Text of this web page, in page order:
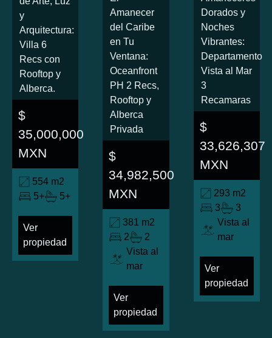
y
Arquitectura:
Villa 6
Recs con
Rooftop y
Alberca.
$
35,000,000
MXN
554 m2
5+
5+
Ver
propiedad
Amanecer
del Caribe
en Tu
Ventana:
Oceanfront
PH 2 Recs,
Rooftop y
Alberca
Privada
$
34,982,500
MXN
381 m2
2
2
Vista al
mar
Ver
propiedad
Dorados y
Noches
Vibrantes:
Departamento
Vista al Mar
3
Recamaras
$
33,626,307
MXN
293 m2
3
3
Vista al
mar
Ver
propiedad